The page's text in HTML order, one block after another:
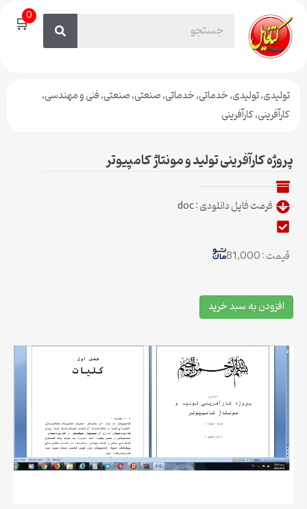
🛒0
تولیدی,تولیدی,خدماتی,خدماتی,صنعتی,صنعتی,فنی و مهندسی,
کارآفرینی,کارآفرینی
پروژه کارآفرینی تولید و مونتاژ کامپیوتر
فرمت فایل دانلودی : doc
قیمت : 81,000
افزودن به سبد خرید